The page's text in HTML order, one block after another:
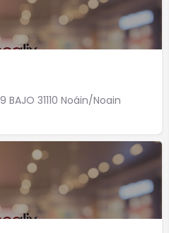
31110 Noáin/Noain